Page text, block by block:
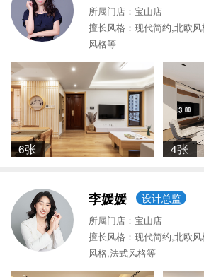
所属门店：宝山店
擅长风格：现代简约,北欧
风格等
6张 4张
李媛媛 设计总监
所属门店：宝山店
擅长风格：现代简约,北欧
风格,法式风格等